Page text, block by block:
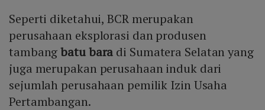
Seperti diketahui, BCR merupakan
perusahaan eksplorasi dan produsen
tambangbatu bara di Sumatera Selatan yang
juga merupakan perusahaan induk dari
sejumlah perusahaan pemilik Izin Usaha
Pertambangan.